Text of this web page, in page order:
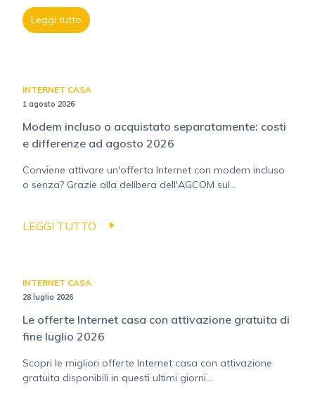
Leggi tutto
INTERNET CASA
1 agosto 2026
Modem incluso o acquistato separatamente: costi
e differenze ad agosto 2026
Conviene attivare un'offerta Internet con modem incluso
o senza? Grazie alla delibera dell'AGCOM sul...
LEGGI TUTTO
INTERNET CASA
28 luglio 2026
Le offerte Internet casa con attivazione gratuita di
fine luglio 2026
Scopri le migliori offerte Internet casa con attivazione
gratuita disponibili in questi ultimi giorni...